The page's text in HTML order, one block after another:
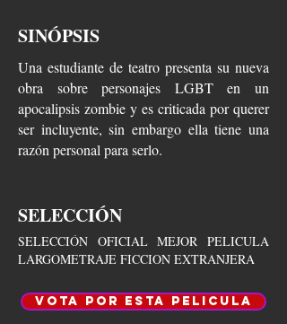
SINÓPSIS
Una estudiante de teatro presenta su nueva
obra sobre personajes LGBT en un
apocalipsis zombie y es criticada por querer
ser incluyente, sin embargo ella tiene una
razón personal para serlo.
SELECCIÓN
SELECCIÓN OFICIAL MEJOR PELICULA
LARGOMETRAJE FICCION EXTRANJERA
VOTA POR ESTA PELICULA